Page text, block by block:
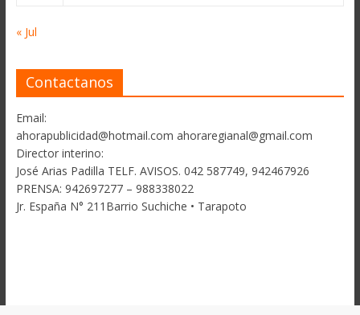
« Jul
Contactanos
Email:
ahorapublicidad@hotmail.com ahoraregianal@gmail.com
Director interino:
José Arias Padilla TELF. AVISOS. 042 587749, 942467926
PRENSA: 942697277 – 988338022
Jr. España N° 211Barrio Suchiche • Tarapoto